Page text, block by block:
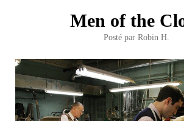
Men of the
Posté par Robin H.